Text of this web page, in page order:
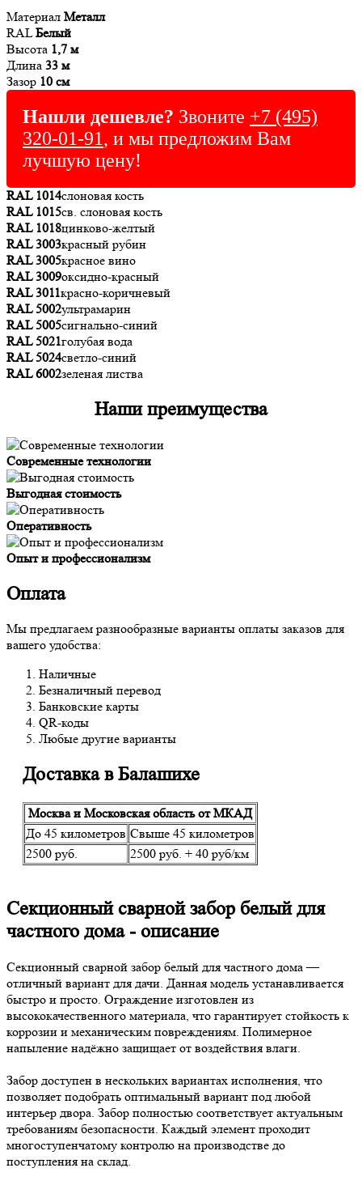
Материал Металл
RALБелый
Высота 1,7 м
Длина 33 м
Зазор 10 см
Нашли дешевле? Звоните +7 (495)
320-01-91, и мы предложим Вам
лучшую цену!
RAL 1014слоновая кость
RAL 1015св. слоновая кость
RAL 1018цинково-желтый
RAL 3003красный рубин
RAL 3005красное вино
RAL 3009оксидно-красный
RAL 3011красно-коричневый
RAL 5002ультрамарин
RAL 5005сигнально-синий
RAL 5021голубая вода
RAL 5024светло-синий
RAL 6002зеленая листва
Наши преимущества
Современные технологии
Выгодная стоимость
Оперативность
Опыт и профессионализм
Оплата
Мы предлагаем разнообразные варианты оплаты заказов для
вашего удобства:
Наличные
Безналичный перевод
Банковские карты
QR-коды
Любые другие варианты
Доставка в Балашихе
Москва и Московская область от МКАД
До 45 километров Свыше 45 километров
2500 руб.
2500 руб. + 40 руб/км
Секционный сварной забор белый для
частного дома - описание
Секционный сварной забор белый для частного дома —
отличный вариант для дачи. Данная модель устанавливается
быстро и просто. Ограждение изготовлен из
высококачественного материала, что гарантирует стойкость к
коррозии и механическим повреждениям. Полимерное
напыление надёжно защищает от воздействия влаги.
Забор доступен в нескольких вариантах исполнения, что
позволяет подобрать оптимальный вариант под любой
интерьер двора. Забор полностью соответствует актуальным
требованиям безопасности. Каждый элемент проходит
многоступенчатому контролю на производстве до
поступления на склад.